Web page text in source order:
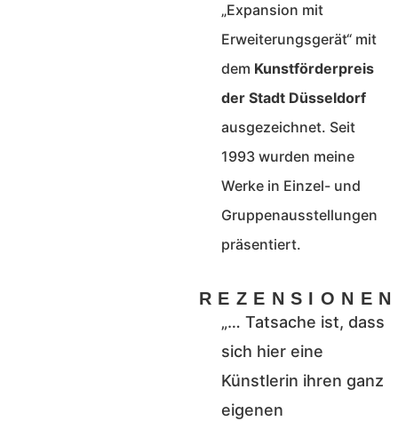
„Expansion mit
Erweiterungsgerät“ mit
dem Kunstförderpreis
der Stadt Düsseldorf
ausgezeichnet. Seit
1993 wurden meine
Werke in Einzel- und
Gruppenausstellungen
präsentiert.
REZENSIONEN
„… Tatsache ist, dass
sich hier eine
Künstlerin ihren ganz
eigenen